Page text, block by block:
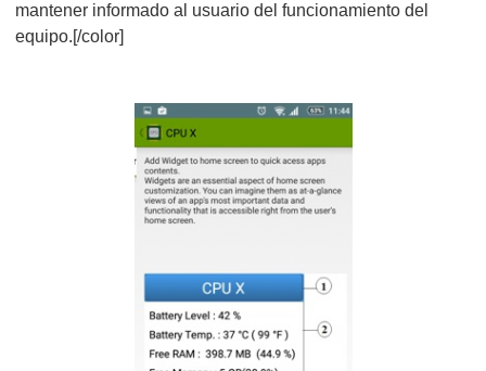
mantener informado al usuario del funcionamiento del
equipo.[/color]